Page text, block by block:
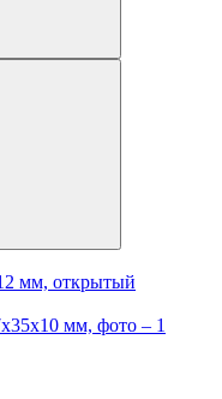
мм, открытый